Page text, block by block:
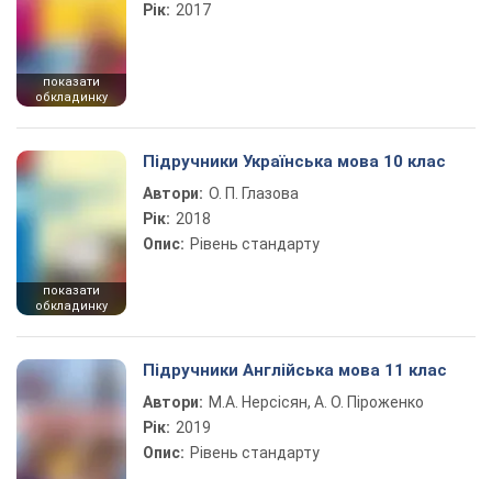
показати
обкладинку
Рік: 2017
показати
обкладинку
Підручники Українська мова 10 клас
Автори: О. П. Глазова
Рік: 2018
Опис: Рівень стандарту
Підручники Англійська мова 11 клас
Автори: М.А. Нерсісян, А. О. Піроженко
Рік: 2019
Опис: Рівень стандарту